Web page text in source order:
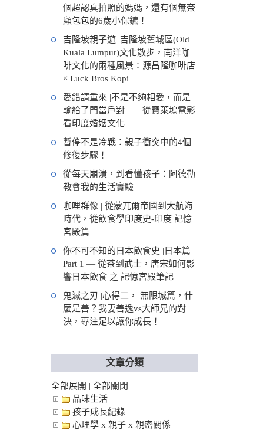
個超認真拍照的媽媽，還有個無奈
顧包包的6歲小保鑣！
吉隆坡親子遊 |吉隆坡舊城區(Old
Kuala Lumpur)文化散步，南洋咖
啡文化的兩種風景：源昌隆咖啡店
× Luck Bros Kopi
愛錯請重來 |不是不夠相愛，而是
輸給了門當戶對——從寶萊塢電影
看印度婚姻文化
暫停不是冷戰：親子衝突中的4個
修復步驟！
從每天崩潰，到看懂孩子：阿德勒
教會我的生活實驗
咖哩群像 | 從蒙兀爾帝國到大航海
時代，從飲食學印度史-印度 記憶
宮殿篇
你不可不知的日本飲食史 |日本篇
Part 1 — 從茶到武士，唐宋如何影
響日本飲食 之 記憶宮殿筆記
鬼滅之刃 |心得二， 無限城篇，什
麼是善？我妻善逸vs大師兄的對
決，專注足以讓你成長！
文章分類
全部展開 | 全部關閉
品味生活
孩子成長紀錄
心理學 x 親子 x 親密關係